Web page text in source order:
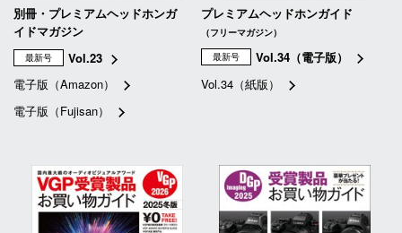
別冊・プレミアムヘッドホンガ
イドマガジン
最新号
Vol.23
電子版（Amazon）
電子版（Fujisan）
プレミアムヘッドホンガイド
（フリーマガジン）
最新号
Vol.34（電子版）
Vol.34（紙版）